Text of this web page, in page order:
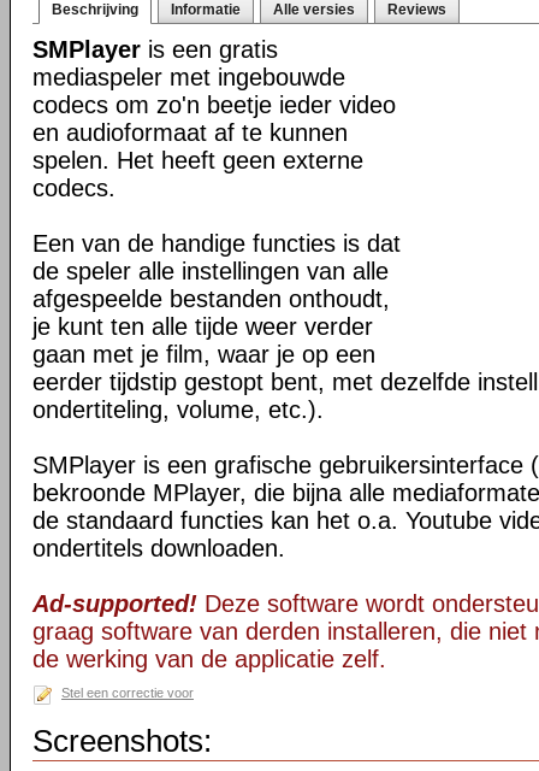
Beschrijving Informatie Alle versies Reviews
SMPlayer is een gratis
mediaspeler met ingebouwde
codecs om zo'n beetje ieder video
en audioformaat af te kunnen
spelen. Het heeft geen externe
codecs.
Een van de handige functies is dat
de speler alle instellingen van alle
afgespeelde bestanden onthoudt,
je kunt ten alle tijde weer verder
gaan met je film, waar je op een
eerder tijdstip gestopt bent, met dezelfde
ondertiteling, volume, etc.).
SMPlayer is een grafische gebruikersinterface
bekroonde MPlayer, die bijna alle
de standaard functies kan het o.a. Youtube
ondertitels downloaden.
Ad-supported! Deze software wordt
graag software van derden installeren, die niet
de werking van de applicatie zelf.
Stel een correctie voor
Screenshots: